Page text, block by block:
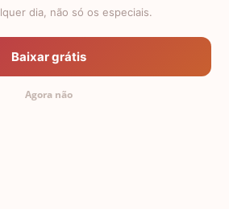
FALTAM 3 DIAS PARA O MEU
ANIVERSÁRIO
FRASES PARA IRMÃ MAIS VELHA
dia, não só os especiais.
Baixar grátis
Agora não